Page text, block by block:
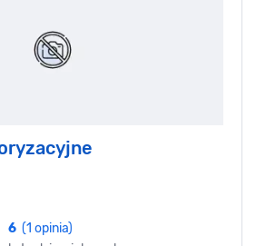
6 (1 opinia)